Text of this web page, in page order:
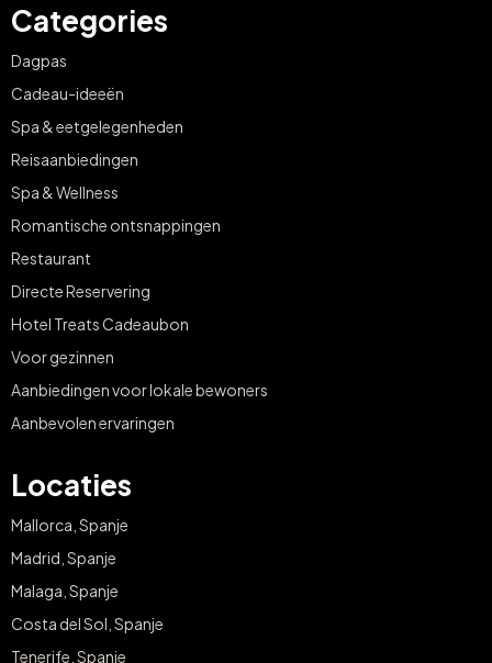
Categories
Dagpas
Cadeau-ideeën
Spa & eetgelegenheden
Reisaanbiedingen
Spa & Wellness
Romantische ontsnappingen
Restaurant
Directe Reservering
Hotel Treats Cadeaubon
Voor gezinnen
Aanbiedingen voor lokale bewoners
Locaties
Mallorca, Spanje
Madrid, Spanje
Malaga, Spanje
Costa del Sol, Spanje